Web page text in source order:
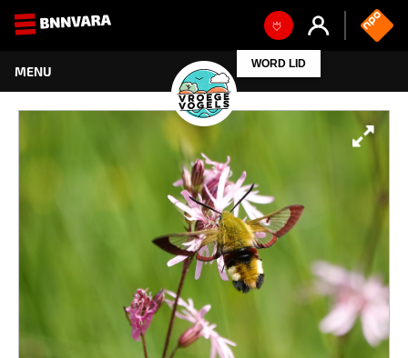
WORD LID